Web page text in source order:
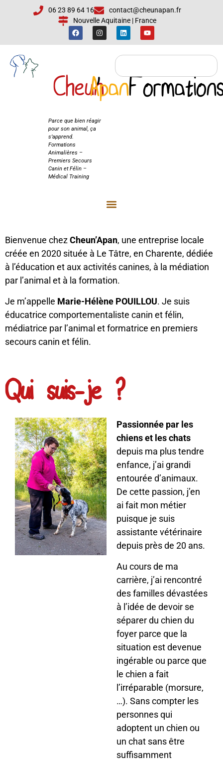
06 23 89 64 16
contact@cheunapan.fr
Nouvelle Aquitaine | France
Cheun
'
Apan
Parce que bien réagir
pour son animal, ça
s’apprend.
Formations
Animalières –
Premiers Secours
Canin et Félin –
Médical Training
Bienvenue chezCheun’Apan, une entreprise locale
créée en 2020 située à Le Tâtre, en Charente, dédiée
à l’éducation et aux activités canines, à la médiation
par l’animal et à la formation.
Je m’appelle Marie-Hélène POUILLOU. Je suis
éducatrice comportementaliste canin et félin,
médiatrice par l’animal et formatrice en premiers
secours canin et félin.
Qui suis-je ?
Passionnée par les
chiens et les chats
depuis ma plus tendre
enfance, j’ai grandi
entourée d’animaux.
De cette passion, j’en
ai fait mon métier
puisque je suis
assistante vétérinaire
depuis près de 20 ans.
Au cours de ma
carrière, j’ai rencontré
des familles dévastées
à l’idée de devoir se
séparer du chien du
foyer parce que la
situation est devenue
ingérable ou parce que
le chien a fait
l’irréparable (morsure,
…). Sans compter les
personnes qui
adoptent un chien ou
un chat sans être
suffisamment